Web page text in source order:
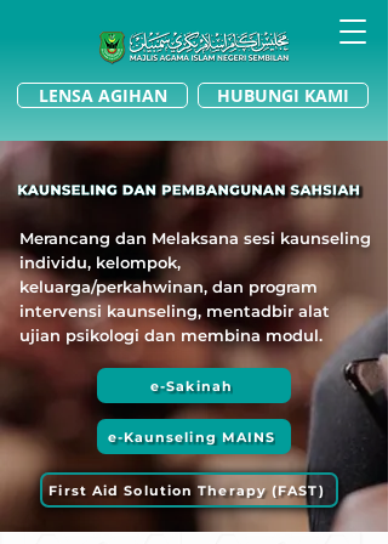
LENSA AGIHAN HUBUNGI KAMI
Merancang dan Melaksana sesi kaunseling
individu, kelompok,
keluarga/perkahwinan, dan program
intervensi kaunseling, mentadbir alat
ujian psikologi dan membina modul.
e-Sakinah
e-Kaunseling MAINS
First Aid Solution Therapy (FAST)